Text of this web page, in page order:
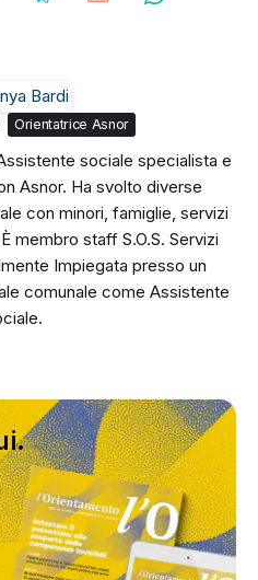
Orientatrice Asnor
sociale specialista e
Asnor. Ha svolto diverse
con minori, famiglie, servizi
membro staff S.O.S. Servizi
Impiegata presso un
comunale come Assistente